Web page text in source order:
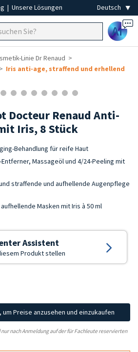
| Unsere Lösungen
Ai
Linie Dr Renaud
Iris anti-age, straffend und erhellend
Docteur Renaud Anti-
Iris, 8 Stück
Behandlung für reife Haut
Massageöl und 4/24-Peeling mit
straffende und aufhellende Augenpflege
Masken mit Iris à 50 ml
Assistent
Produkt stellen
um Preise anzusehen und einzukaufen
nach Anmeldung auf der für Fachleute reservierten